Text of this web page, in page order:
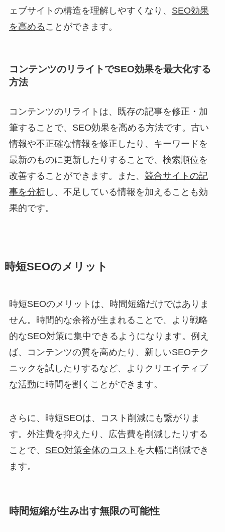
ェブサイトの構造を理解しやすくなり、 SEO効果
を高める ことができます。
コンテンツのリライトでSEO効果を最大化する
方法
コンテンツのリライトは、既存の記事を修正・加
筆することで、SEO効果を高める方法です。古い
情報や不正確な情報を修正したり、キーワードを
最新のものに更新したりすることで、検索順位を
改善することができます。また、 競合サイトの記
事を分析し、不足している情報を加えることも効
果的です。
時短SEOのメリット
時短SEOのメリットは、時間短縮だけではありま
せん。時間的な余裕が生まれることで、より戦略
的なSEO対策に集中できるようになります。例え
ば、コンテンツの質を高めたり、新しいSEOテク
ニックを試したりするなど、
よりクリエイティブ
な活動に時間を割くことができます。
さらに、時短SEOは、コスト削減にも繋がりま
す。外注費を抑えたり、広告費を削減したりする
ことで、 SEO対策全体のコスト を大幅に削減でき
ます。
時間短縮が生み出す無限の可能性